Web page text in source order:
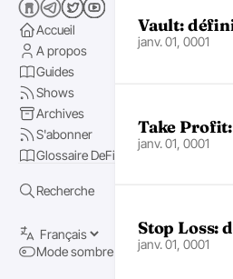
Accueil
A propos
Guides
Shows
Archives
S'abonner
Glossaire DeFi
Recherche
Mode sombre
Vault:
janv. 01, 0001
Take
janv. 01, 0001
Stop Loss:
janv. 01, 0001